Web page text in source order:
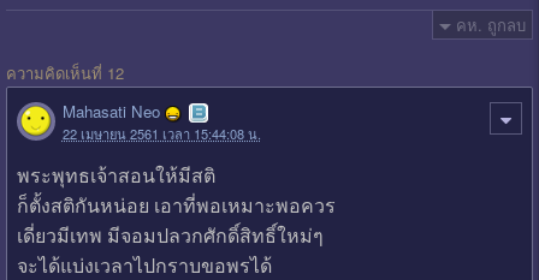
คห. ถูกลบ
ความคิดเห็นที่ 12
Mahasati Neo
22 เมษายน 2561 เวลา 15:44:08 น.
พระพุทธเจ้าสอนให้มีสติ
ก็ตั้งสติกันหน่อย เอาที่พอเหมาะพอควร
เดี่ยวมีเทพ มีจอมปลวกศักดิ์สิทธิ์ใหม่ๆ
จะได้แบ่งเวลาไปกราบขอพรได้